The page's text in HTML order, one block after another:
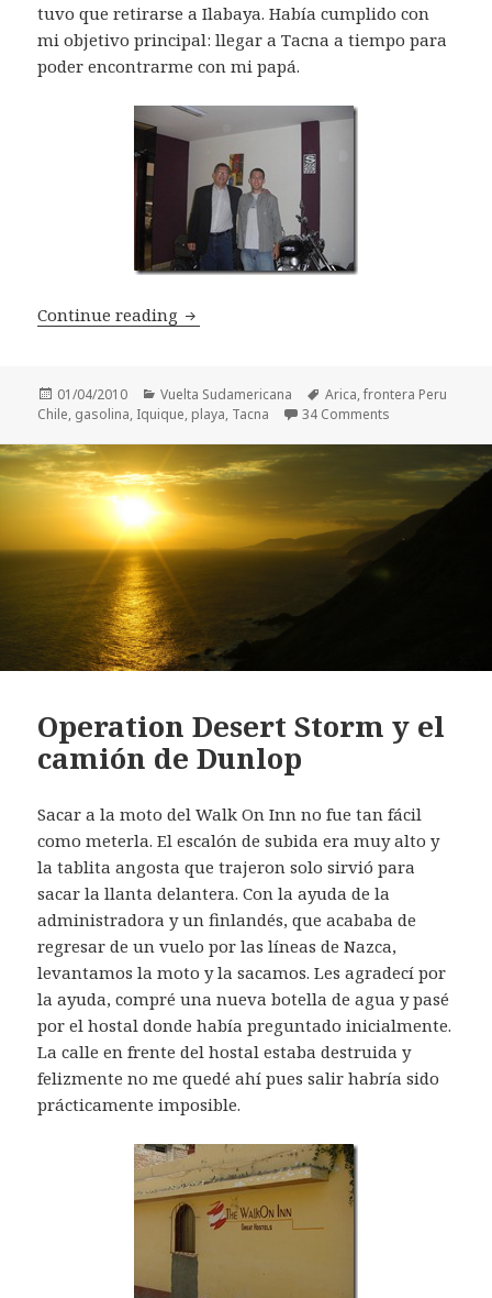
tuvo que retirarse a Ilabaya. Había cumplido con
mi objetivo principal: llegar a Tacna a tiempo para
poder encontrarme con mi papá.
Continue reading Tacna, Arica y el camino hacia Iquique
Posted
on
01/04/2010 Categories
Vuelta Sudamericana Tags
Arica,frontera Peru
Chile, gasolina, Iquique, playa, Tacna 34 Comments
Operation Desert Storm y el
camión de Dunlop
Sacar a la moto del Walk On Inn no fue tan fácil
como meterla. El escalón de subida era muy alto y
la tablita angosta que trajeron solo sirvió para
sacar la llanta delantera. Con la ayuda de la
administradora y un finlandés, que acababa de
regresar de un vuelo por las líneas de Nazca,
levantamos la moto y la sacamos. Les agradecí por
la ayuda, compré una nueva botella de agua y pasé
por el hostal donde había preguntado inicialmente.
La calle en frente del hostal estaba destruida y
felizmente no me quedé ahí pues salir habría sido
prácticamente imposible.